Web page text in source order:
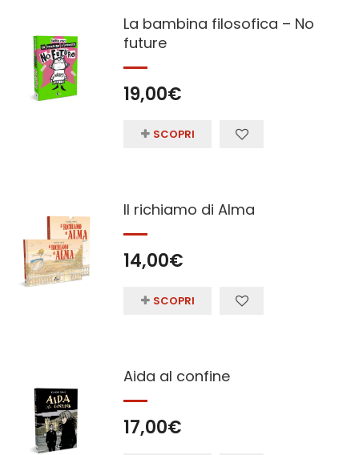
La bambina filosofica – No
future
19,00€
SCOPRI
Il richiamo di Alma
14,00€
SCOPRI
Aida al confine
17,00€